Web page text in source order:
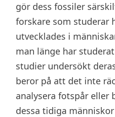
gör dess fossiler
forskare som studerar
utvecklades i
man länge har
studier undersökt
beror på att det inte
analysera fotspår eller
dessa tidiga